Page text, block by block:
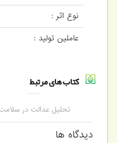
نوع اثر :
عاملین تولید :
کتاب های مرتبط
تحلیل عدالت در سلامت
دیدگاه ها